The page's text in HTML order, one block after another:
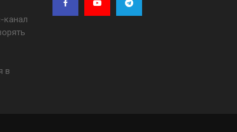
канал
в